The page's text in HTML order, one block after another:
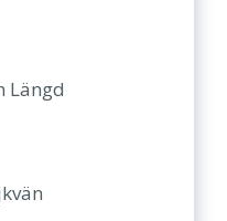
Längd